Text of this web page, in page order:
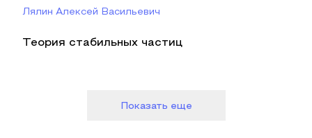
Лялин Алексей Васильевич
Теория стабильных частиц
Показать еще